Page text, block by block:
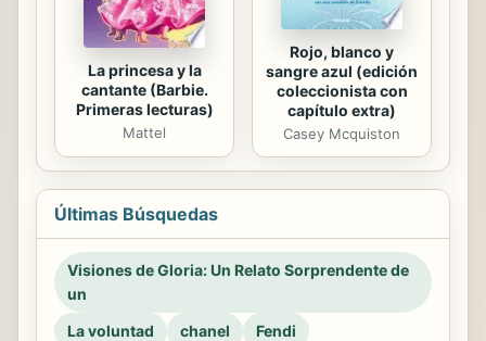
La princesa y la
cantante (Barbie.
Primeras lecturas)
Mattel
Rojo, blanco y
sangre azul (edición
coleccionista con
capítulo extra)
Casey Mcquiston
Últimas Búsquedas
Visiones de Gloria: Un Relato Sorprendente de
un
La voluntad
chanel
Fendi